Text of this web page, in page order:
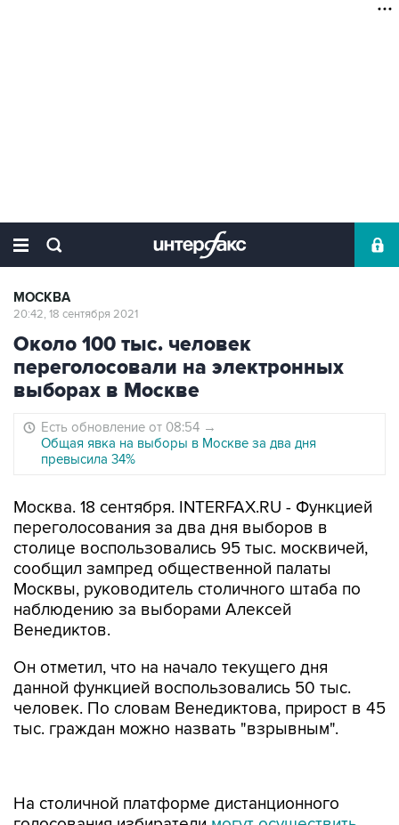
МОСКВА
20:42, 18 сентября 2021
Около 100 тыс. человек
переголосовали на электронных
выборах в Москве
Есть обновление от 08:54 →
Общая явка на выборы в Москве за два дня
превысила 34%
Москва. 18 сентября. INTERFAX.RU - Функцией
переголосования за два дня выборов в
столице воспользовались 95 тыс. москвичей,
сообщил зампред общественной палаты
Москвы, руководитель столичного штаба по
наблюдению за выборами Алексей
Венедиктов.
Он отметил, что на начало текущего дня
данной функцией воспользовались 50 тыс.
человек. По словам Венедиктова, прирост в 45
тыс. граждан можно назвать "взрывным".
возвратк бюллетеню в течение 24 часов с